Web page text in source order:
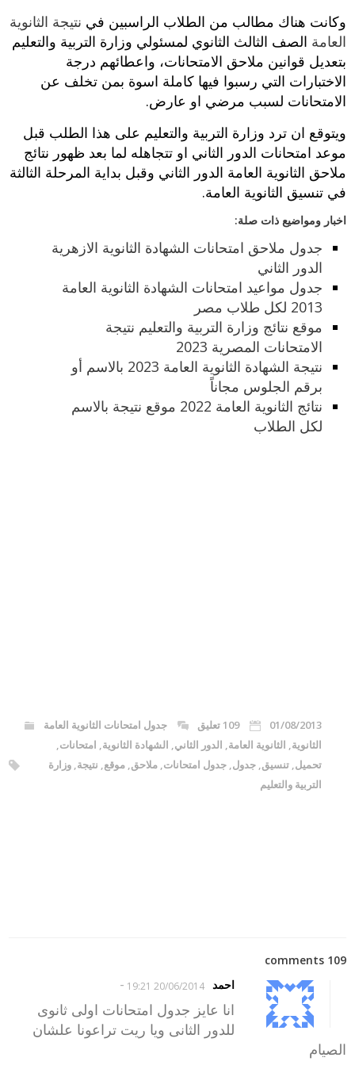
وكانت هناك مطالب من الطلاب الراسبين في نتيجة الثانوية
العامة الصف الثالث الثانوي لمسئولي وزارة التربية والتعليم
بتعديل قوانين ملاحق الامتحانات، واعطائهم درجة
الاختبارات التي رسبوا فيها كاملة اسوة بمن تخلف عن
الامتحانات لسبب مرضي او عارض.
ويتوقع ان ترد وزارة التربية والتعليم على هذا الطلب قبل
موعد امتحانات الدور الثاني او تتجاهله لما بعد ظهور نتائج
ملاحق الثانوية العامة الدور الثاني وقبل بداية المرحلة الثالثة
في تنسيق الثانوية العامة.
اخبار ومواضيع ذات صلة:
جدول ملاحق امتحانات الشهادة الثانوية الازهرية
الدور الثاني
جدول مواعيد امتحانات الشهادة الثانوية العامة
2013 لكل طلاب مصر
موقع نتائج وزارة التربية والتعليم نتيجة
الامتحانات المصرية 2023
نتيجة الشهادة الثانوية العامة 2023 بالاسم أو
برقم الجلوس مجاناً
نتائج الثانوية العامة 2022 موقع نتيجة بالاسم
لكل الطلاب
01/08/2013 109 تعليق
جدول امتحانات الثانوية العامة
الثانوية, الثانوية العامة, الدور الثاني, الشهادة الثانوية, امتحانات,
تحميل,تنسيق,جدول,جدول امتحانات,ملاحق,موقع, نتيجة,وزارة
التربية والتعليم
109 comments
احمد
20/06/2014 19:21
-
انا عايز جدول امتحانات اولى ثانوى
للدور الثانى ويا ريت تراعونا علشان
الصيام